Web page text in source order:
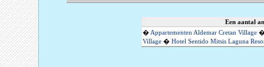
Een aantal
�Appartementen Aldemar Cretan Village
Village � Hotel Sentido Mitsis Laguna